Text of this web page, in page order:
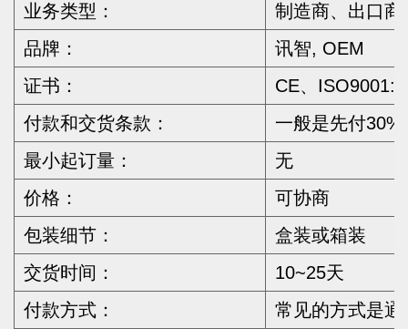
业务类型：
制造商、出口商
品牌：
讯智, OEM
证书：
CE、
付款和交货条款：
一般是先付
最小起订量：
无
价格：
可协商
包装细节：
盒装或箱装
交货时间：
10~25天
付款方式：
常见的方式是